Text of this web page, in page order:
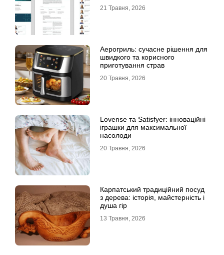
21 Травня, 2026
Аерогриль: сучасне рішення для
швидкого та корисного
приготування страв
20 Травня, 2026
Lovense та Satisfyer: інноваційні
іграшки для максимальної
насолоди
20 Травня, 2026
Карпатський традиційний посуд
з дерева: історія, майстерність і
душа гір
13 Травня, 2026